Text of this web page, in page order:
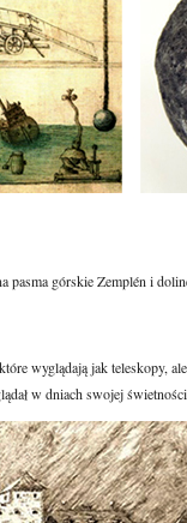
pasma górskie Zemplén i
wyglądają jak teleskopy,
w dniach swojej